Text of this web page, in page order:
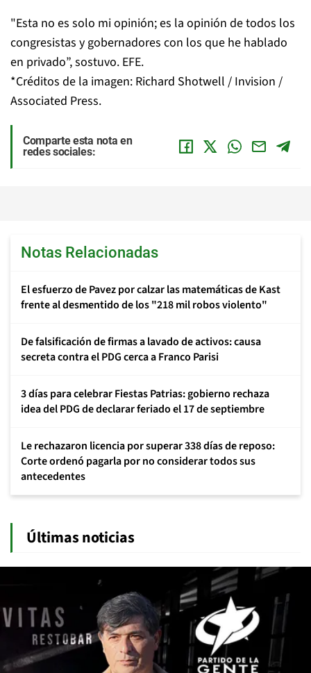
"Esta no es solo mi opinión; es la opinión de todos los
congresistas y gobernadores con los que he hablado
en privado”, sostuvo. EFE.
*Créditos de la imagen: Richard Shotwell / Invision /
Associated Press.
Comparte esta nota en
redes sociales:
Notas Relacionadas
El esfuerzo de Pavez por calzar las matemáticas de Kast
frente al desmentido de los "218 mil robos violento"
De falsificación de firmas a lavado de activos: causa
secreta contra el PDG cerca a Franco Parisi
3 días para celebrar Fiestas Patrias: gobierno rechaza
idea del PDG de declarar feriado el 17 de septiembre
Le rechazaron licencia por superar 338 días de reposo:
Corte ordenó pagarla por no considerar todos sus
antecedentes
Últimas noticias